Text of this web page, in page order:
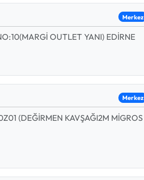
Merkez
OUTLET YANI) EDİRNE
Merkez
(DEĞİRMEN KAVŞAĞI2M MİGROS